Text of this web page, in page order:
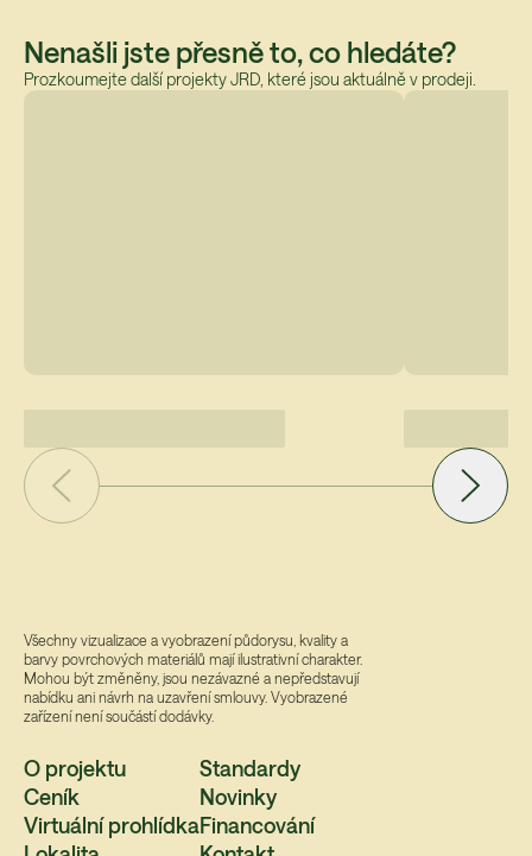
Nenašli jste přesně to, co hledáte?
Prozkoumejte další projekty JRD, které jsou aktuálně v prodeji.
Všechny vizualizace a vyobrazení půdorysu, kvality a
barvy povrchových materiálů mají ilustrativní charakter.
Mohou být změněny, jsou nezávazné a nepředstavují
nabídku ani návrh na uzavření smlouvy. Vyobrazené
zařízení není součástí dodávky.
O projektu
Ceník
Virtuální prohlídka
Standardy
Novinky
Financování